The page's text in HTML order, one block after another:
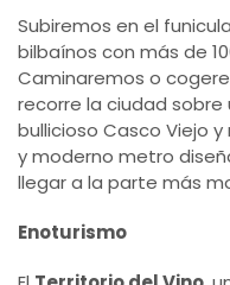
Subiremos en el
bilbaínos con más de
Caminaremos o
recorre la ciudad
bullicioso Casco Viejo
y moderno metro
llegar a la parte más
Enoturismo